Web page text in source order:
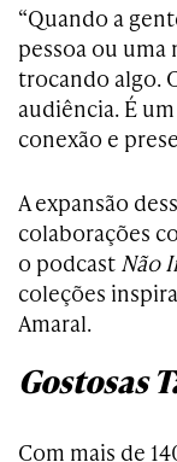
“Quando a
pessoa ou
trocando algo.
audiência. É
conexão e
A expansão
colaborações
o podcast Não
coleções
Amaral.
Gostosas
Com mais de